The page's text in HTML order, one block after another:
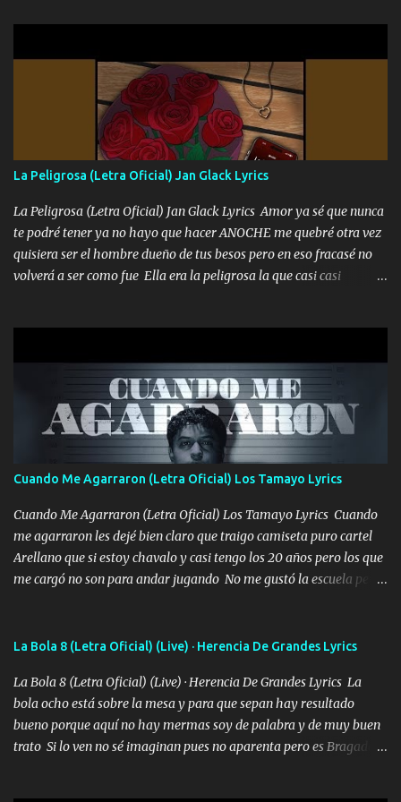
coronamos Se jala los marciales Y sus guitarras ya van sonando
Un gallardo me prendo Para agarrar el vuelo y la mente y
tranquilizando Tomense un buen trago Y así es como empezamos
los versos que voy cantando (Music) A vido alta y bajas La carreta
se atora Pero nunca le aflojamos Ya me han pasado cosas Y
aunque ustedes no sepan Pero la vida es muy corta Hay que
echarle chingazos Y seguir trabajando porque nada es...
La Peligrosa (Letra Oficial) Jan Glack Lyrics
La Peligrosa (Letra Oficial) Jan Glack Lyrics Amor ya sé que nunca
te podré tener ya no hayo que hacer ANOCHE me quebré otra vez
quisiera ser el hombre dueño de tus besos pero en eso fracasé no
volverá a ser como fue Ella era la peligrosa la que casi casi
Música Amar me duele estoy rodeado de mujeres pero solo
quieren billetes y yo que solo ocupo verte Recuerdo echábamos
pasión en la troca tus labios besándome yo quitándote la ropa no
quiero que sea nunca con otra yo quiero llevarte a la Luna y si
quieres en ese momento te pido que seas mi esposa Chingada
madre no quiero dejar de tenerte no ayuda la p'uta loquera y al
chile quisiera ser menos de ti dependiente la pinche tristeza me
encierra princesa tu sabes que nunca saldras de mi mente Ella era
la peligro...
Cuando Me Agarraron (Letra Oficial) Los Tamayo Lyrics
Cuando Me Agarraron (Letra Oficial) Los Tamayo Lyrics Cuando
me agarraron les dejé bien claro que traigo camiseta puro cartel
Arellano que si estoy chavalo y casi tengo los 20 años pero los que
me cargó no son para andar jugando No me gustó la escuela pero
firme el legado que si como me llamó varios ya se han preguntado
fajado y mi R terciado me van a ver allá por TJ para un licenciado
mando un abrazo andamos al cien Choritas también Música
Ando en la colonia bien acelerado traigo un M2 que nunca me ha
fallado para mi compadre mandó un fuerte abrazo también al
La Bola 8 (Letra Oficial) (Live) · Herencia De Grandes Lyrics
La Bola 8 (Letra Oficial) (Live) · Herencia De Grandes Lyrics La
bola ocho está sobre la mesa y para que sepan hay resultado
bueno porque aquí no hay mermas soy de palabra y de muy buen
trato Si lo ven no sé imaginan pues no aparenta pero es Bragado a